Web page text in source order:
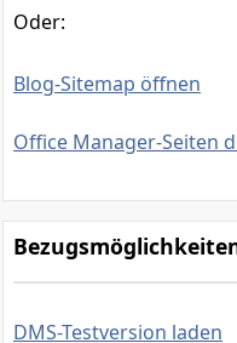
Oder:
Blog-Sitemap öffnen
Office Manager-Seiten
DMS-Testversion laden